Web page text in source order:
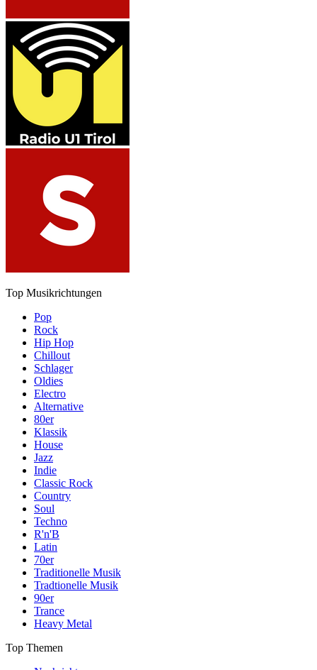
Top Musikrichtungen
Pop
Rock
Hip Hop
Chillout
Schlager
Oldies
Electro
Alternative
80er
Klassik
House
Jazz
Indie
Classic Rock
Country
Soul
Techno
R'n'B
Latin
70er
Traditionelle Musik
Tradtionelle Musik
90er
Trance
Heavy Metal
Top Themen